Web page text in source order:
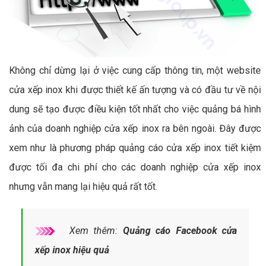
Không chỉ dừng lại ở việc cung cấp thông tin, một website
cửa xếp inox khi được thiết kế ấn tượng và có đầu tư về nội
dung sẽ tạo được điều kiện tốt nhất cho việc quảng bá hình
ảnh của doanh nghiệp cửa xếp inox ra bên ngoài. Đây được
xem như là phương pháp quảng cáo cửa xếp inox tiết kiệm
được tối đa chi phí cho các doanh nghiệp cửa xếp inox
nhưng vẫn mang lại hiệu quả rất tốt.
Xem thêm: Quảng cáo Facebook cửa
xếp inox hiệu quả